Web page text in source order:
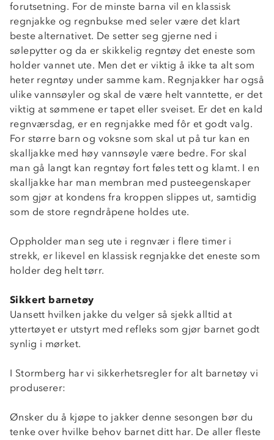
forutsetning. For de minste barna vil en klassisk
regnjakke og regnbukse med seler være det klart
beste alternativet. De setter seg gjerne ned i
sølepytter og da er skikkelig regntøy det eneste som
holder vannet ute. Men det er viktig å ikke ta alt som
heter regntøy under samme kam. Regnjakker har også
ulike vannsøyler og skal de være helt vanntette, er det
viktig at sømmene er tapet eller sveiset. Er det en kald
regnværsdag, er en regnjakke med fôr et godt valg.
For større barn og voksne som skal ut på tur kan en
skalljakke med høy vannsøyle være bedre. For skal
man gå langt kan regntøy fort føles tett og klamt. I en
skalljakke har man membran med pusteegenskaper
som gjør at kondens fra kroppen slippes ut, samtidig
som de store regndråpene holdes ute.
Oppholder man seg ute i regnvær i flere timer i
strekk, er likevel en klassisk regnjakke det eneste som
holder deg helt tørr.
Sikkert barnetøy
Uansett hvilken jakke du velger så sjekk alltid at
yttertøyet er utstyrt med refleks som gjør barnet godt
synlig i mørket.
I Stormberg har vi sikkerhetsregler for alt barnetøy vi
produserer:
Ønsker du å kjøpe to jakker denne sesongen bør du
tenke over hvilke behov barnet ditt har. De aller fleste